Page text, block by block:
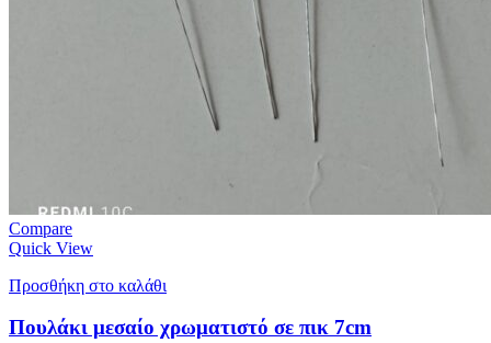
Compare
Quick View
Προσθήκη στο καλάθι
Πουλάκι μεσαίο χρωματιστό σε πικ 7cm